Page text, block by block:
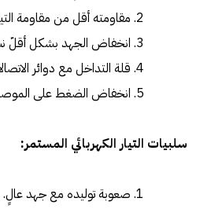
مقاومته أقل من مقاومة
انخفاض الجهد بشكل أقلّ
قلة التداخل مع دوائر
انخفاض الضغط على
سلبيات التيار الكهربائي المستمر:
صعوبة توليده مع جهد عالٍ.